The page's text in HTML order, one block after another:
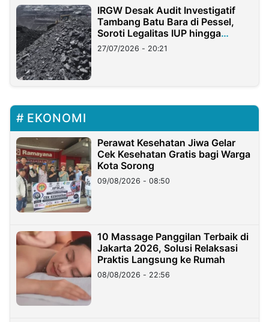
IRGW Desak Audit Investigatif
Tambang Batu Bara di Pessel,
Soroti Legalitas IUP hingga
Stockpile
27/07/2026 - 20:21
EKONOMI
Perawat Kesehatan Jiwa Gelar
Cek Kesehatan Gratis bagi Warga
Kota Sorong
09/08/2026 - 08:50
10 Massage Panggilan Terbaik di
Jakarta 2026, Solusi Relaksasi
Praktis Langsung ke Rumah
08/08/2026 - 22:56